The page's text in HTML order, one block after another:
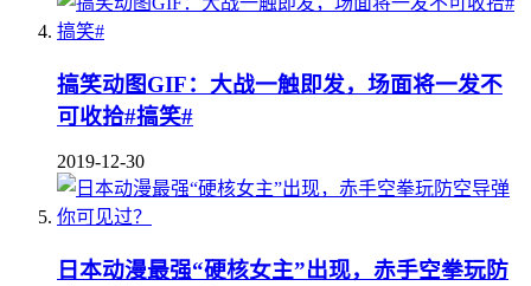
搞笑动图GIF：大战一触即发，场面将一发不
可收拾#搞笑#
2019-12-30
日本动漫最强“硬核女主”出现，赤手空拳玩防